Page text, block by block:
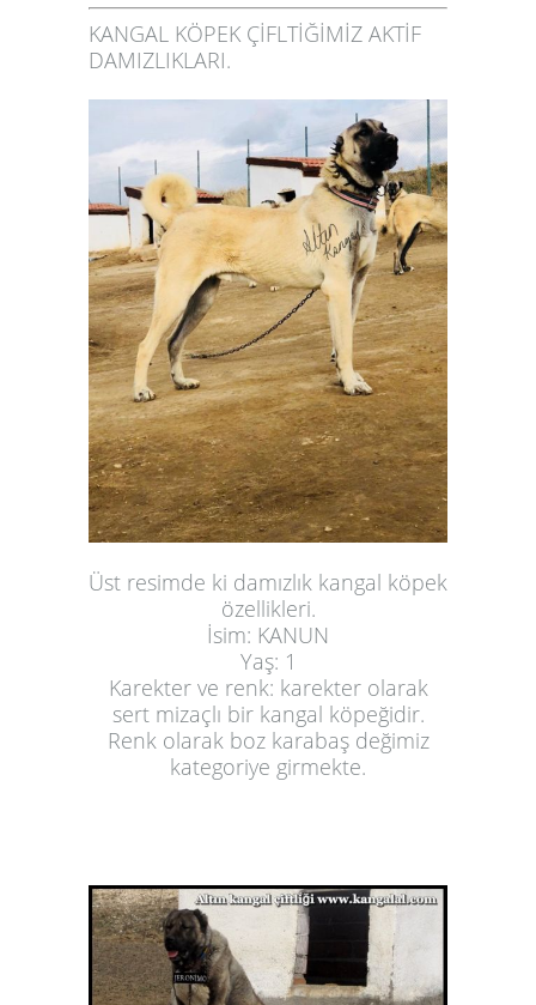
KANGAL KÖPEK ÇİFLTİĞİMİZ AKTİF
DAMIZLIKLARI.
Üst resimde ki damızlık kangal köpek
özellikleri.
İsim: KANUN
Yaş: 1
Karekter ve renk: karekter olarak
sert mizaçlı bir kangal köpeğidir.
Renk olarak boz karabaş değimiz
kategoriye girmekte.